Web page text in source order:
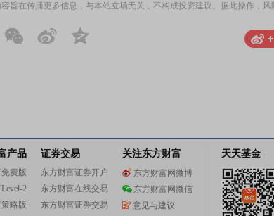
旨在传播更多信息，与本站立场无关，不构成投资建议。据此操作，风
产品
费版
2
略版
证券交易
东方财富证券开户
东方财富在线交易
东方财富证券交易
关注东方财富
东方财富网微博
东方财富网微信
意见与建议
天天基金